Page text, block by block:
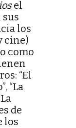
el
los
cine)
como
“El
“La
de
los